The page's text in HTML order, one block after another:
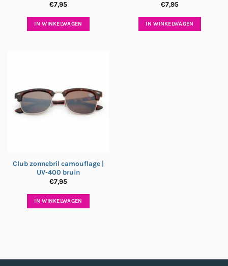
€7,95
IN WINKELWAGEN
€7,95
IN WINKELWAGEN
Club zonnebril camouflage |
UV-400 bruin
€7,95
IN WINKELWAGEN